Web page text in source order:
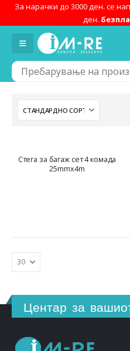
За нарачки до 3000 ден. се
ден.
Стега за багаж сет 4 комада
25mmx4m
Центар за